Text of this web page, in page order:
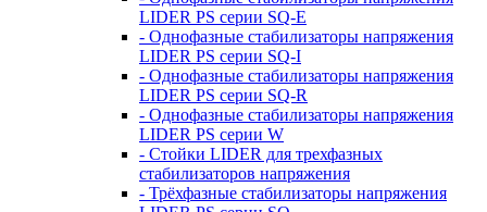
LIDER PS серии SQ-E
- Однофазные стабилизаторы напряжения
LIDER PS серии SQ-I
- Однофазные стабилизаторы напряжения
LIDER PS серии SQ-R
- Однофазные стабилизаторы напряжения
LIDER PS серии W
- Стойки LIDER для трехфазных
стабилизаторов напряжения
- Трёхфазные стабилизаторы напряжения